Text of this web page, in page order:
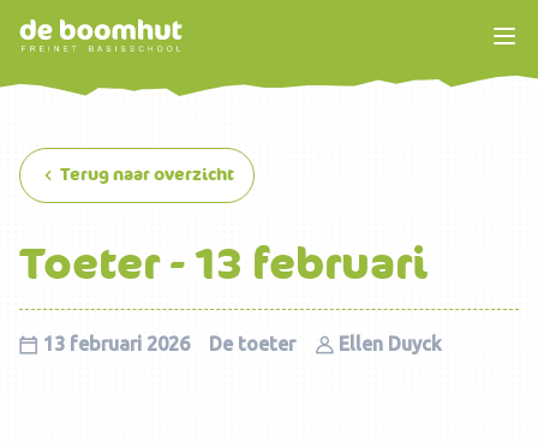
Terug naar overzicht
Toeter - 13 februari
13 februari 2026 De toeter Ellen Duyck